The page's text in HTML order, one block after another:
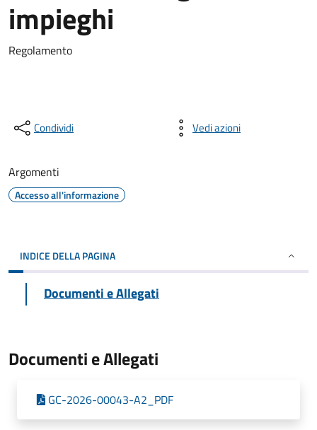
impieghi
Regolamento
Condividi Vedi azioni
Argomenti
Accesso all'informazione
INDICE DELLA PAGINA
Documenti e Allegati
Documenti e Allegati
GC-2026-00043-A2_PDF